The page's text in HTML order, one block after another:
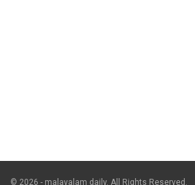
© 2026 - malayalam daily. All Rights Reserved.